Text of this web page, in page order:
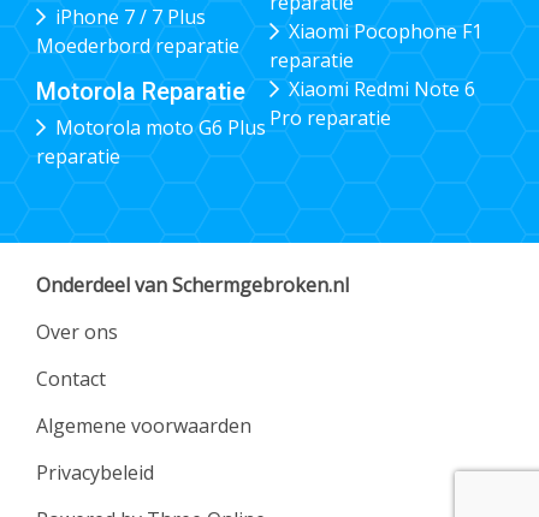
iPhone 7 / 7 Plus
Moederbord reparatie
Motorola Reparatie
Motorola moto G6 Plus
reparatie
Xiaomi Pocophone F1
reparatie
Xiaomi Redmi Note 6
Pro reparatie
Onderdeel van Schermgebroken.nl
Over ons
Contact
Algemene voorwaarden
Privacybeleid